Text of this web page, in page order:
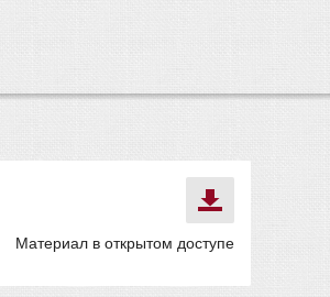
Материал в открытом доступе